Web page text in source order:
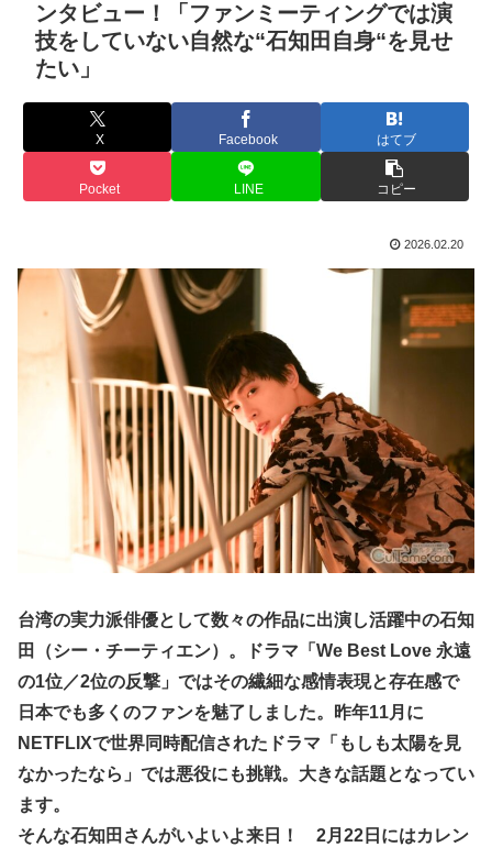
ンタビュー！「ファンミーティングでは演
技をしていない自然な“石知田自身“を見せ
たい」
X Facebook はてブ
Pocket LINE コピー
2026.02.20
台湾の実力派俳優として数々の作品に出演し活躍中の石知
田（シー・チーティエン）。ドラマ「We Best Love 永遠
の1位／2位の反撃」ではその繊細な感情表現と存在感で
日本でも多くのファンを魅了しました。昨年11月に
NETFLIXで世界同時配信されたドラマ「もしも太陽を見
なかったなら」では悪役にも挑戦。大きな話題となってい
ます。
そんな石知田さんがいよいよ来日！ 2月22日にはカレン